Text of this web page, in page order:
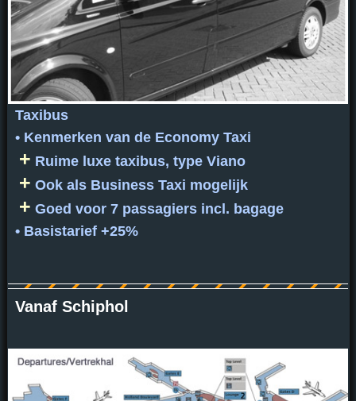
Taxibus
• Kenmerken van de Economy Taxi
+ Ruime luxe taxibus, type Viano
+ Ook als Business Taxi mogelijk
+ Goed voor 7 passagiers incl. bagage
• Basistarief +25%
Vanaf Schiphol